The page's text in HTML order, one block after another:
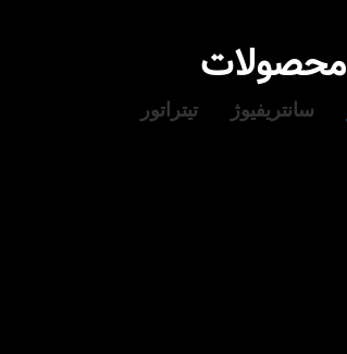
محصولات
سانتریفیوژ تیتراتور